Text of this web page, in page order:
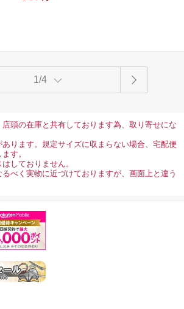
1/4
頭の在庫と共有しております為、取り寄せにな
ります。規定サイズに収まらない場合、宅配便
す。
しておりません。
べく実物に近づけておりますが、画面上と違う